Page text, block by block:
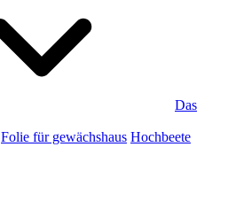
Das
Folie für gewächshaus Hochbeete